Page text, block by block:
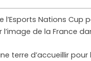
l’Esports Nations Cup
l’image de la France
terre d’accueillir pour